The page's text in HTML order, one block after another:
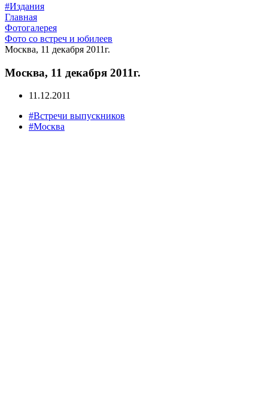
#Издания
Главная
Фотогалерея
Фото со встреч и юбилеев
Москва, 11 декабря 2011г.
Москва, 11 декабря 2011г.
11.12.2011
#Встречи выпускников
#Москва